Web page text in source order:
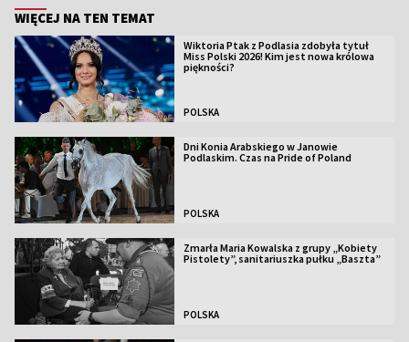
WIĘCEJ NA TEN TEMAT
Wiktoria Ptak z Podlasia zdobyła tytuł
Miss Polski 2026! Kim jest nowa królowa
piękności?
POLSKA
Dni Konia Arabskiego w Janowie
Podlaskim. Czas na Pride of Poland
POLSKA
Zmarła Maria Kowalska z grupy „Kobiety
Pistolety”, sanitariuszka pułku „Baszta”
POLSKA